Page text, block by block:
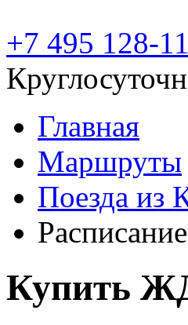
+7 495 128-
Главная
Маршруты
Поезда из
Купить